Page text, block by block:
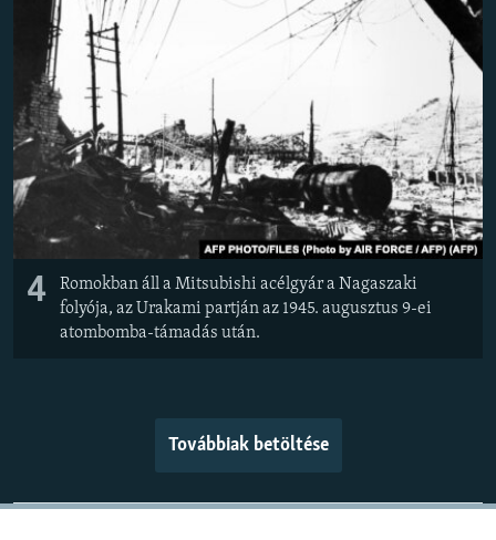
4
Romokban áll a Mitsubishi acélgyár a Nagaszaki
folyója, az Urakami partján az 1945. augusztus 9-ei
atombomba-támadás után.
Továbbiak betöltése